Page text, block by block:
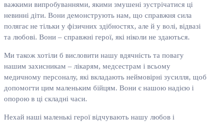
важкими випробуваннями, якими змушені зустрічатися ці
невинні діти. Вони демонструють нам, що справжня сила
полягає не тільки у фізичних здібностях, але й у волі, відвазі
та любові. Вони – справжні герої, які ніколи не здаються.
Ми також хотіли б висловити нашу вдячність та повагу
нашим захисникам – лікарям, медсестрам і всьому
медичному персоналу, які вкладають неймовірні зусилля, щоб
допомогти цим маленьким бійцям. Вони є нашою надією і
опорою в ці складні часи.
Нехай наші маленькі герої відчувають нашу любов і